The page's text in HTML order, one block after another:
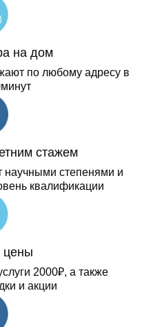
на дом
по любому адресу в
стажем
научными степенями и
квалификации
цены
2000₽, а также
и акции